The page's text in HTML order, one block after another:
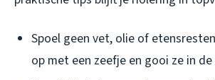
Spoel geen vet, olie of
op met een zeefje en gooi ze in